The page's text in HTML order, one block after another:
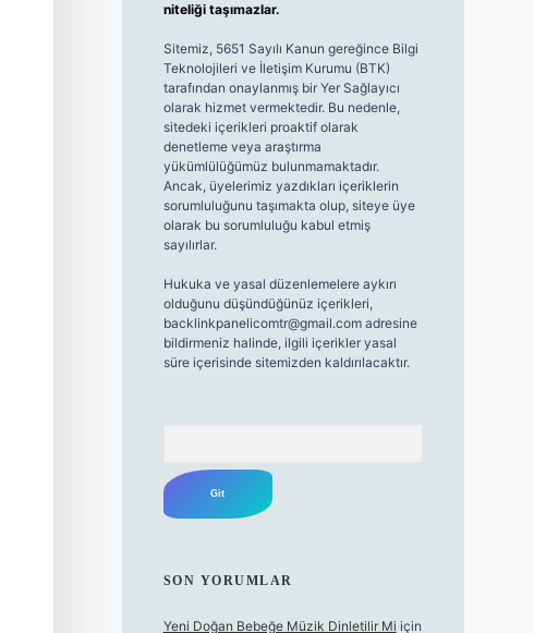
niteliği taşımazlar.
Sitemiz, 5651 Sayılı Kanun gereğince Bilgi
Teknolojileri ve İletişim Kurumu (BTK)
tarafından onaylanmış bir Yer Sağlayıcı
olarak hizmet vermektedir. Bu nedenle,
sitedeki içerikleri proaktif olarak
denetleme veya araştırma
yükümlülüğümüz bulunmamaktadır.
Ancak, üyelerimiz yazdıkları içeriklerin
sorumluluğunu taşımakta olup, siteye üye
olarak bu sorumluluğu kabul etmiş
sayılırlar.
Hukuka ve yasal düzenlemelere aykırı
olduğunu düşündüğünüz içerikleri,
backlinkpanelicomtr@gmail.comadresine
bildirmeniz halinde, ilgili içerikler yasal
süre içerisinde sitemizden kaldırılacaktır.
SON YORUMLAR
Yeni Doğan Bebeğe Müzik Dinletilir Mi için